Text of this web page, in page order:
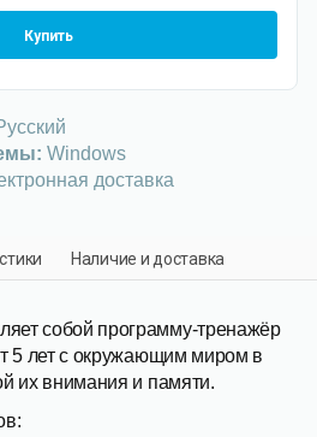
Купить
Windows
доставка
Наличие и доставка
собой программу-тренажёр
5 лет с окружающим миром в
их внимания и памяти.